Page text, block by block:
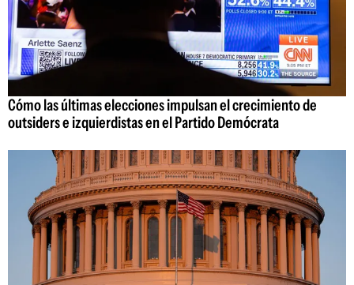
Cómo las últimas elecciones impulsan el crecimiento de
outsiders e izquierdistas en el Partido Demócrata